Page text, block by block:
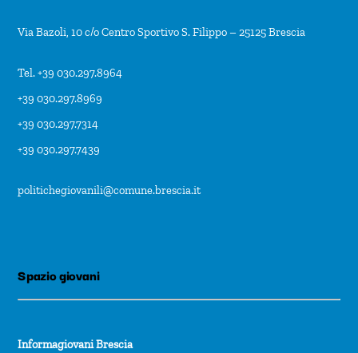
Via Bazoli, 10 c/o Centro Sportivo S. Filippo – 25125 Brescia
Tel. +39 030.297.8964
+39 030.297.8969
+39 030.297.7314
+39 030.297.7439
politichegiovanili@comune.brescia.it
Spazio giovani
Informagiovani Brescia